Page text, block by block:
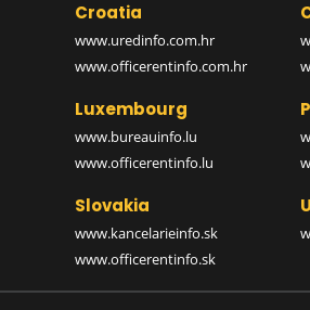
Croatia
www.uredinfo.com.hr
www.officerentinfo.com.hr
Luxembourg
www.bureauinfo.lu
www.officerentinfo.lu
Slovakia
www.kancelarieinfo.sk
www.officerentinfo.sk